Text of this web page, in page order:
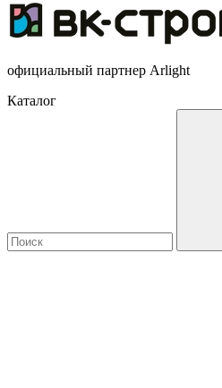
официальный партнер Arlight
Каталог